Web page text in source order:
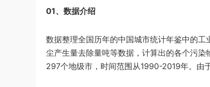
01、数据介绍
数据整理全国历年的中国城市统计年鉴中的
尘产生量去除量吨等数据，计算出的各个污
297个地级市，时间范围从1990-2019年。由